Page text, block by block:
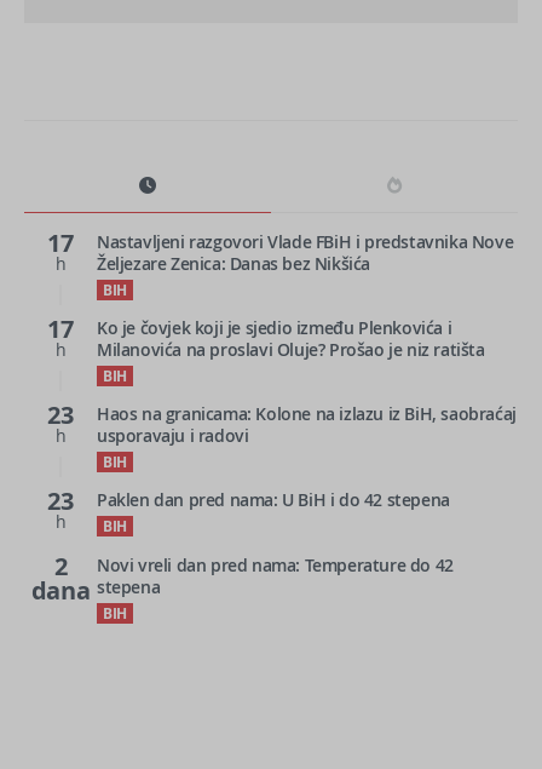
17
h
Nastavljeni razgovori Vlade FBiH i predstavnika Nove
Željezare Zenica: Danas bez Nikšića
BIH
17
h
Ko je čovjek koji je sjedio između Plenkovića i
Milanovića na proslavi Oluje? Prošao je niz ratišta
BIH
23
h
Haos na granicama: Kolone na izlazu iz BiH, saobraćaj
usporavaju i radovi
BIH
23
h
Paklen dan pred nama: U BiH i do 42 stepena
BIH
2
dana
Novi vreli dan pred nama: Temperature do 42
stepena
BIH